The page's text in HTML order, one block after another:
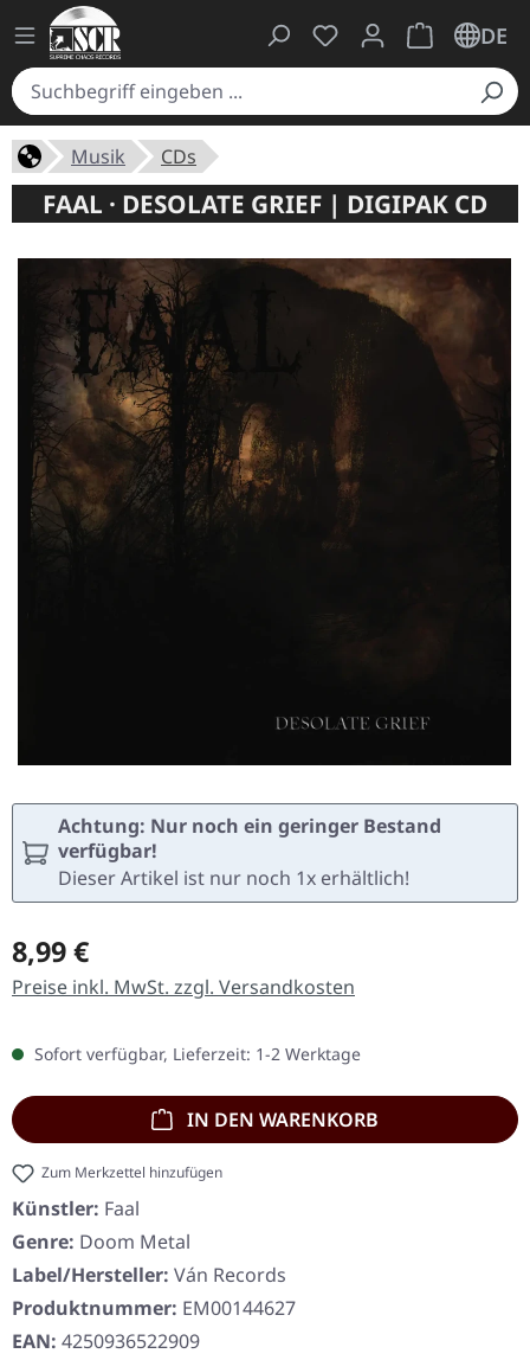
Du hast 0 Produkte
Warenkorb
DE
Musik CDs
FAAL · DESOLATE GRIEF | DIGIPAK CD
Achtung: Nur noch ein geringer Bestand
verfügbar!
Dieser Artikel ist nur noch 1x erhältlich!
Regulärer Preis:
8,99 €
Preise inkl. MwSt. zzgl. Versandkosten
Sofort verfügbar, Lieferzeit: 1-2 Werktage
IN DEN WARENKORB
Zum Merkzettel hinzufügen
Künstler: Faal
Genre: Doom Metal
Label/Hersteller: Ván Records
Produktnummer: EM00144627
EAN: 4250936522909